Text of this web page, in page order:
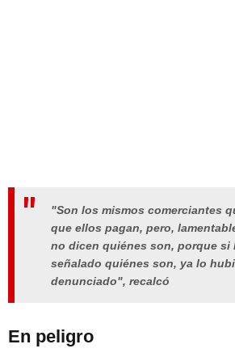
"Son los mismos comerciantes
que ellos pagan, pero,
no dicen quiénes son, porque si
señalado quiénes son, ya lo
denunciado", recalcó
En peligro